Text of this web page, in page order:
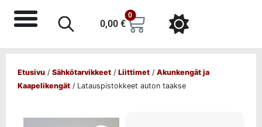
0,00 €
0
Etusivu / Sähkötarvikkeet / Liittimet / Akunkengät ja
Kaapelikengät / Latauspistokkeet auton taakse